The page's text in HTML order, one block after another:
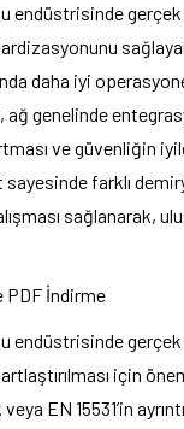
endüstrisinde gerçek
daha iyi
ağ genelinde
ve güvenliğin
sayesinde farklı
sağlanarak,
PDF İndirme
endüstrisinde gerçek
için
EN 15531’in